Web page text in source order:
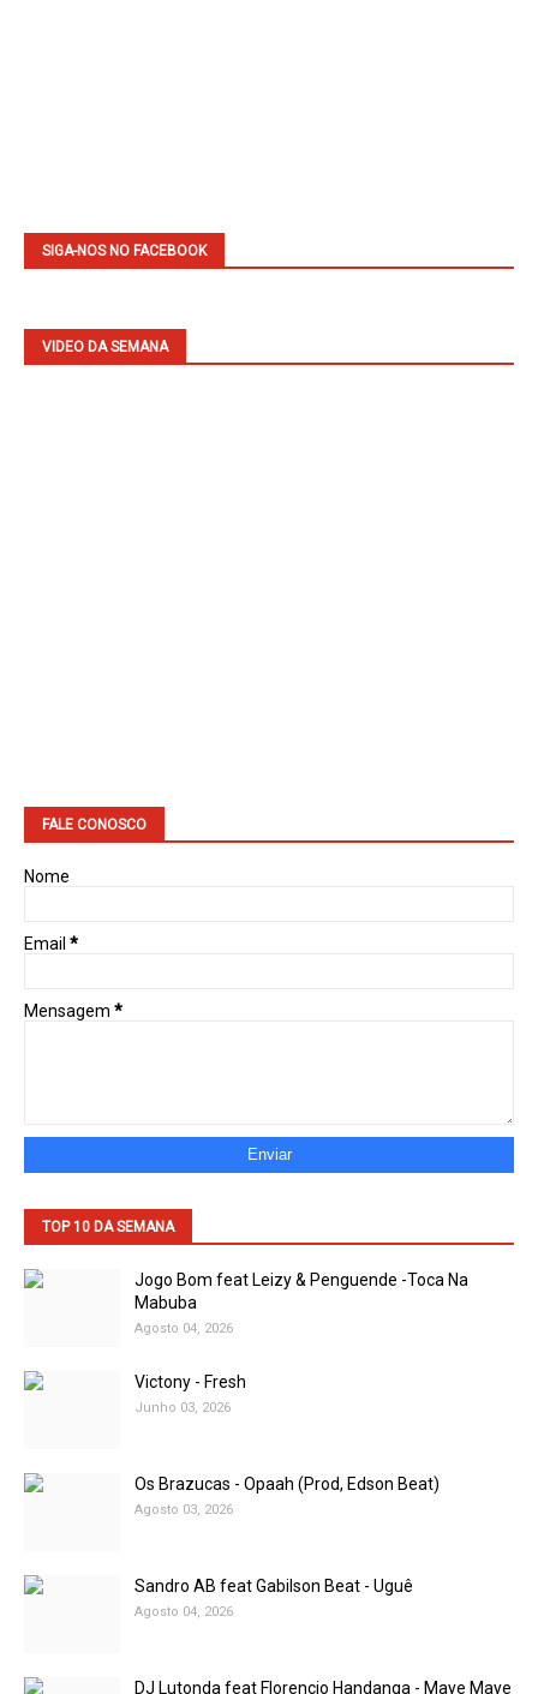
SIGA-NOS NO FACEBOOK
VIDEO DA SEMANA
FALE CONOSCO
Nome
Email *
Mensagem *
TOP 10 DA SEMANA
Jogo Bom feat Leizy & Penguende -Toca Na
Mabuba
Agosto 04, 2026
Victony - Fresh
Junho 03, 2026
Os Brazucas - Opaah (Prod, Edson Beat)
Agosto 03, 2026
Sandro AB feat Gabilson Beat - Uguê
Agosto 04, 2026
DJ Lutonda feat Florencio Handanga - Maye Maye